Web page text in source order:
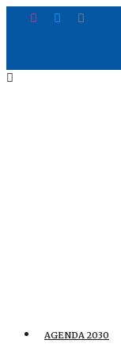
AGENDA 2030